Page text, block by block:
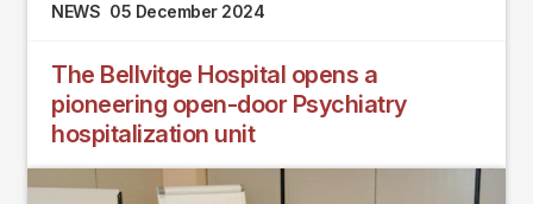
NEWS 05 December 2024
The Bellvitge Hospital opens a
pioneering open-door Psychiatry
hospitalization unit